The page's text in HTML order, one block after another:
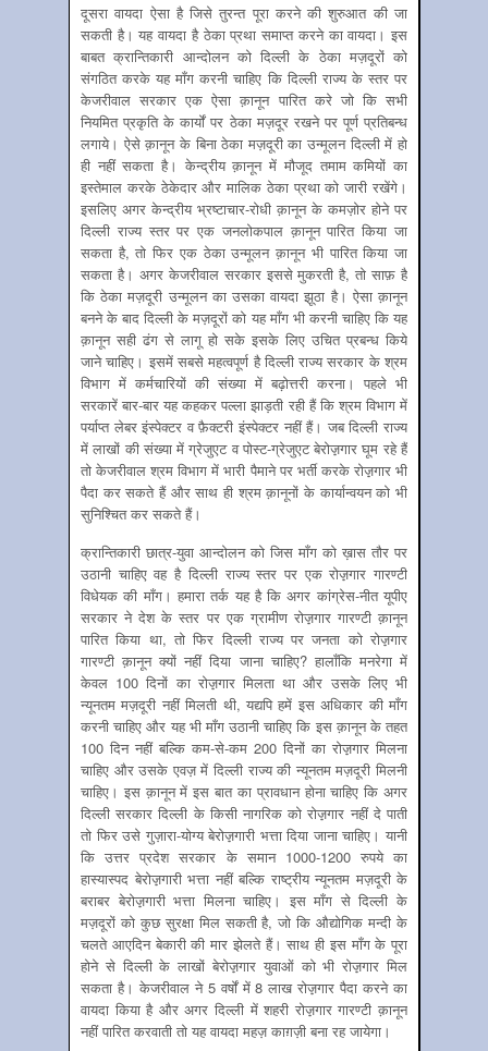
दूसरा वायदा ऐसा है जिसे तुरन्त पूरा करने की शुरुआत की जा
सकती है। यह वायदा है ठेका प्रथा समाप्त करने का वायदा। इस
बाबत क्रान्तिकारी आन्दोलन को दिल्ली के ठेका मज़दूरों को
संगठित करके यह माँग करनी चाहिए कि दिल्ली राज्य के स्तर पर
केजरीवाल सरकार एक ऐसा क़ानून पारित करे जो कि सभी
नियमित प्रकृति के कार्यों पर ठेका मज़दूर रखने पर पूर्ण प्रतिबन्ध
लगाये। ऐसे क़ानून के बिना ठेका मज़दूरी का उन्मूलन दिल्ली में हो
ही नहीं सकता है। केन्द्रीय क़ानून में मौजूद तमाम कमियों का
इस्तेमाल करके ठेकेदार और मालिक ठेका प्रथा को जारी रखेंगे।
इसलिए अगर केन्द्रीय भ्रष्टाचार-रोधी क़ानून के कमज़ोर होने पर
दिल्ली राज्य स्तर पर एक जनलोकपाल क़ानून पारित किया जा
सकता है, तो फिर एक ठेका उन्मूलन क़ानून भी पारित किया जा
सकता है। अगर केजरीवाल सरकार इससे मुकरती है, तो साफ़ है
कि ठेका मज़दूरी उन्मूलन का उसका वायदा झूठा है। ऐसा क़ानून
बनने के बाद दिल्ली के मज़दूरों को यह माँग भी करनी चाहिए कि यह
क़ानून सही ढंग से लागू हो सके इसके लिए उचित प्रबन्ध किये
जाने चाहिए। इसमें सबसे महत्वपूर्ण है दिल्ली राज्य सरकार के श्रम
विभाग में कर्मचारियों की संख्या में बढ़ोत्तरी करना। पहले भी
सरकारें बार-बार यह कहकर पल्ला झाड़ती रही हैं कि श्रम विभाग में
पर्याप्त लेबर इंस्पेक्टर व फ़ैक्टरी इंस्पेक्टर नहीं हैं। जब दिल्ली राज्य
में लाखों की संख्या में ग्रेजुएट व पोस्ट-ग्रेजुएट बेरोज़़गार घूम रहे हैं
तो केजरीवाल श्रम विभाग में भारी पैमाने पर भर्ती करके रोज़़गार भी
पैदा कर सकते हैं और साथ ही श्रम क़ानूनों के कार्यान्वयन को भी
सुनिश्चित कर सकते हैं।
क्रान्तिकारी छात्र-युवा आन्दोलन को जिस माँग को ख़ास तौर पर
उठानी चाहिए वह है दिल्ली राज्य स्तर पर एक रोज़़गार गारण्टी
विधेयक की माँग। हमारा तर्क यह है कि अगर कांग्रेस-नीत यूपीए
सरकार ने देश के स्तर पर एक ग्रामीण रोज़़गार गारण्टी क़ानून
पारित किया था, तो फिर दिल्ली राज्य पर जनता को रोज़़गार
गारण्टी क़ानून क्यों नहीं दिया जाना चाहिए? हालाँकि मनरेगा में
केवल 100 दिनों का रोज़़गार मिलता था और उसके लिए भी
न्यूनतम मज़दूरी नहीं मिलती थी, यद्यपि हमें इस अधिकार की माँग
करनी चाहिए और यह भी माँग उठानी चाहिए कि इस क़ानून के तहत
100 दिन नहीं बल्कि कम-से-कम 200 दिनों का रोज़़गार मिलना
चाहिए और उसके एवज़ में दिल्ली राज्य की न्यूनतम मज़दूरी मिलनी
चाहिए। इस क़ानून में इस बात का प्रावधान होना चाहिए कि अगर
दिल्ली सरकार दिल्ली के किसी नागरिक को रोज़़गार नहीं दे पाती
तो फिर उसे गुज़ारा-योग्य बेरोज़़गारी भत्ता दिया जाना चाहिए। यानी
कि उत्तर प्रदेश सरकार के समान 1000-1200 रुपये का
हास्यास्पद बेरोज़़गारी भत्ता नहीं बल्कि राष्ट्रीय न्यूनतम मज़दूरी के
बराबर बेरोज़़गारी भत्ता मिलना चाहिए। इस माँग से दिल्ली के
मज़दूरों को कुछ सुरक्षा मिल सकती है, जो कि औद्योगिक मन्दी के
चलते आएदिन बेकारी की मार झेलते हैं। साथ ही इस माँग के पूरा
होने से दिल्ली के लाखों बेरोज़़गार युवाओं को भी रोज़़गार मिल
सकता है। केजरीवाल ने 5 वर्षों में 8 लाख रोज़़गार पैदा करने का
वायदा किया है और अगर दिल्ली में शहरी रोज़़गार गारण्टी क़ानून
नहीं पारित करवाती तो यह वायदा महज़ काग़ज़ी बना रह जायेगा।